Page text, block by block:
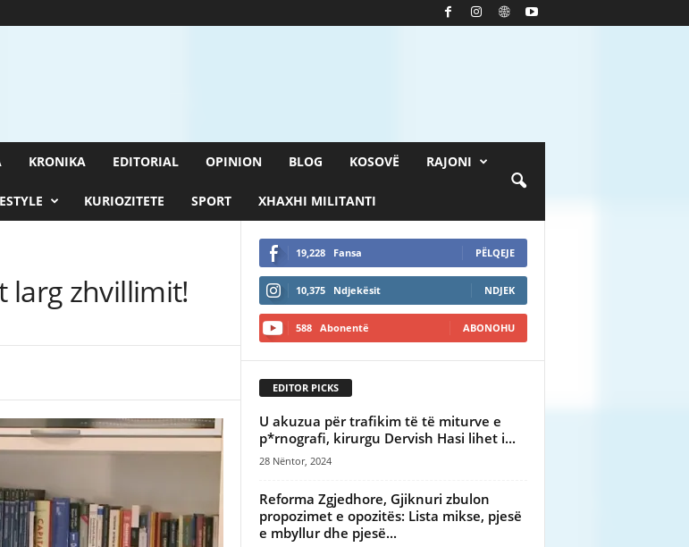
KRONIKA EDITORIAL OPINION BLOG KOSOVË RAJONI
KURIOZITETE SPORT XHAXHI MILITANTI
larg zhvillimit!
19,228 Fansa PËLQEJE
10,375 Ndjekësit NDJEK
588 Abonentë ABONOHU
EDITOR PICKS
U akuzua për trafikim të të miturve e
p*rnografi, kirurgu Dervish Hasi lihet i...
28 Nëntor, 2024
Reforma Zgjedhore, Gjiknuri zbulon
propozimet e opozitës: Lista mikse, pjesë
e mbyllur dhe pjesë...